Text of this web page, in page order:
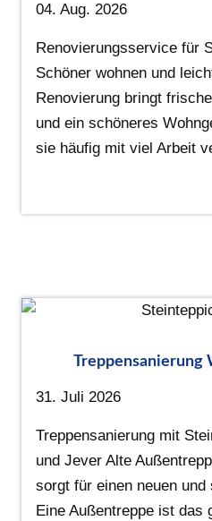
04. Aug. 2026
Renovierungsservice für
Schöner wohnen und
Renovierung bringt
und ein schöneres
sie häufig mit viel Arbeit
31. Juli 2026
Treppensanierung mit
und Jever Alte
sorgt für einen neuen
Eine Außentreppe ist das